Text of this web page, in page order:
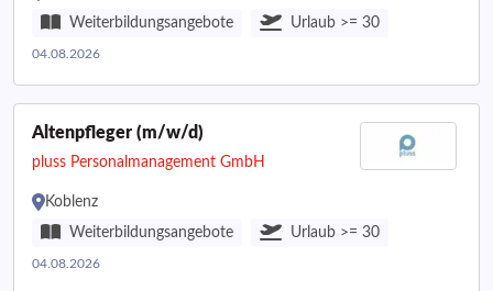
Weiterbildungsangebote
Urlaub >= 30
04.08.2026
Altenpfleger (m/w/d)
pluss Personalmanagement GmbH
Koblenz
Weiterbildungsangebote
Urlaub >= 30
04.08.2026